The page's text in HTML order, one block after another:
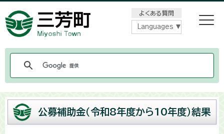
よくある質問
Languages
公募補助金（令和8年度から10年度）結果